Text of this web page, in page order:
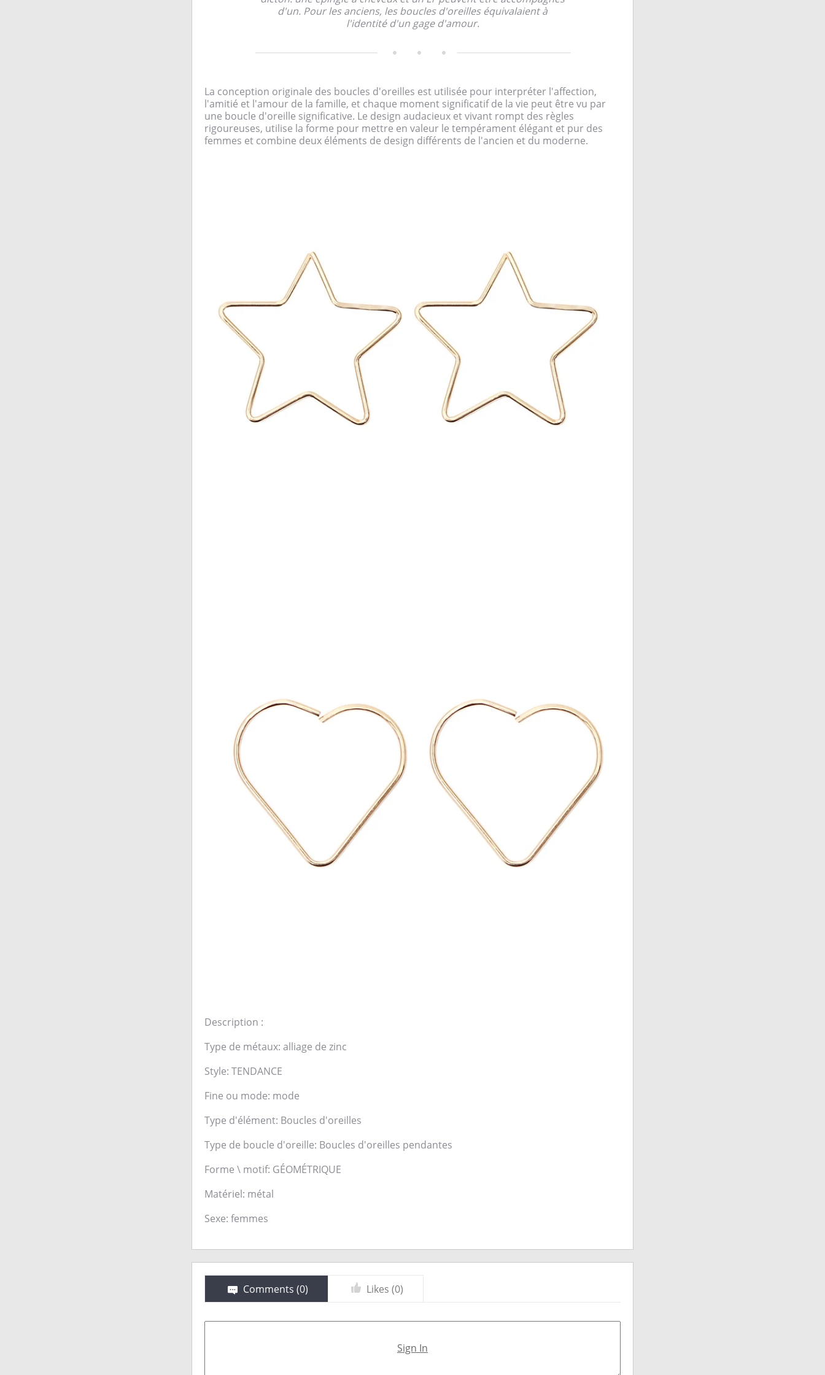
d'un. Pour les anciens, les boucles d'oreilles équivalaient à
l'identité d'un gage d'amour.
La conception originale des boucles d'oreilles est utilisée pour interpréter l'affection,
l'amitié et l'amour de la famille, et chaque moment significatif de la vie peut être vu par
une boucle d'oreille significative. Le design audacieux et vivant rompt des règles
rigoureuses, utilise la forme pour mettre en valeur le tempérament élégant et pur des
femmes et combine deux éléments de design différents de l'ancien et du moderne.
Description :
Type de métaux: alliage de zinc
Style: TENDANCE
Fine ou mode: mode
Type d'élément: Boucles d'oreilles
Type de boucle d'oreille: Boucles d'oreilles pendantes
Forme \ motif: GÉOMÉTRIQUE
Matériel: métal
Sexe: femmes
Comments (0) Likes (0)
Sign In